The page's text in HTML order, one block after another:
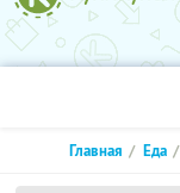
Главная Еда